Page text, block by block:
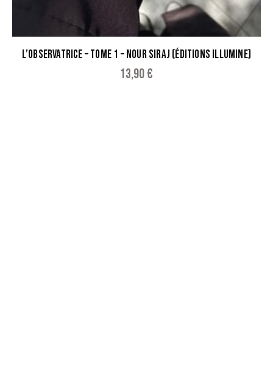
L’OBSERVATRICE – TOME 1 – NOUR SIRAJ (ÉDITIONS ILLUMINE)
13,90€